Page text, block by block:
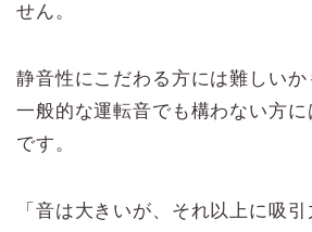
せん。
静音性にこだわる方には難しいか
一般的な運転音でも構わない方に
です。
「音は大きいが、それ以上に吸